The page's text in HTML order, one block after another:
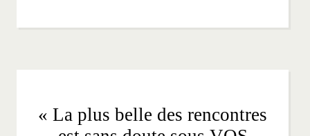
« La plus belle des rencontres